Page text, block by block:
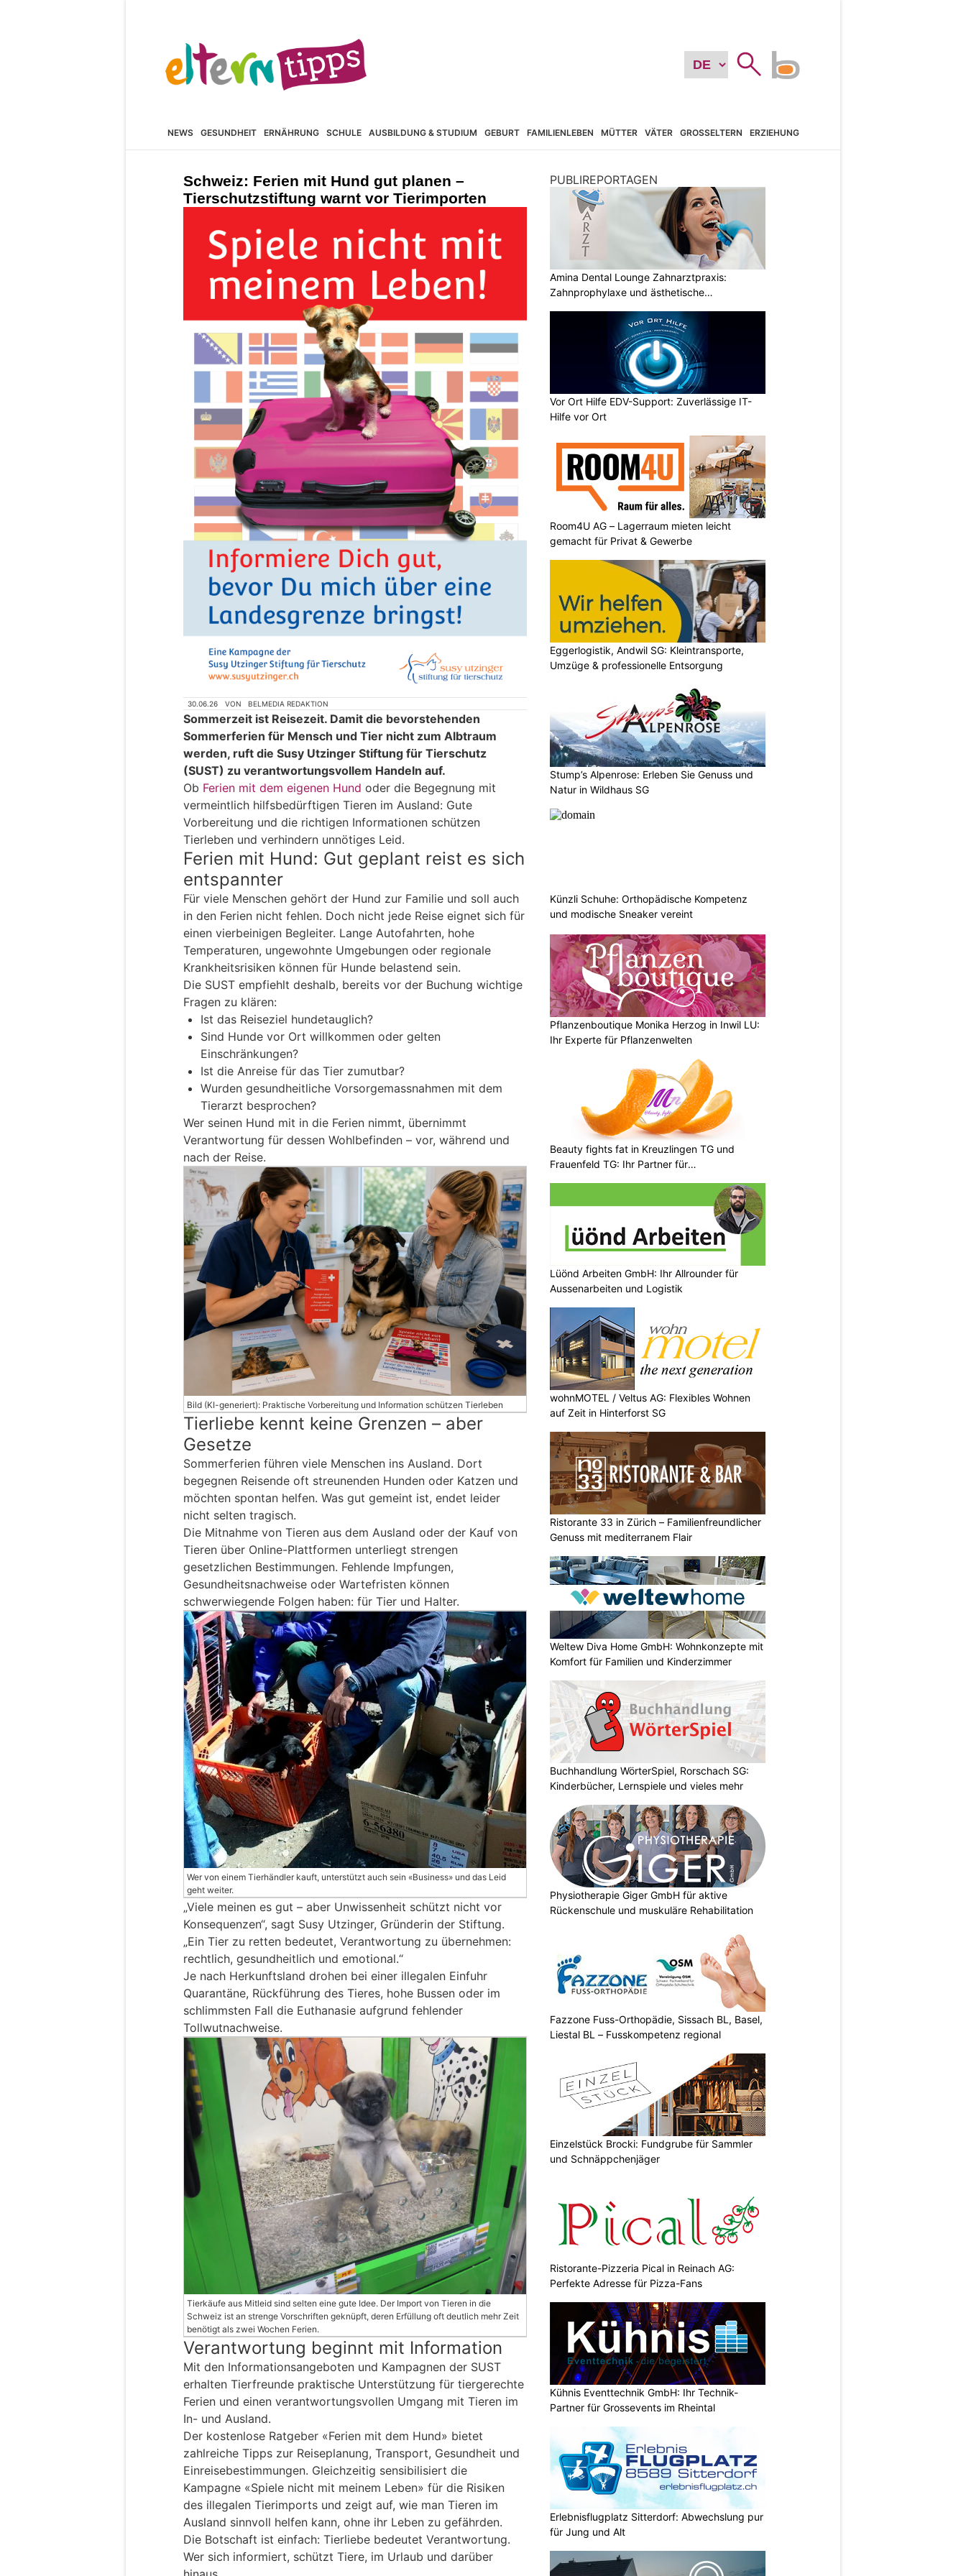
NEWS GESUNDHEIT ERNÄHRUNG SCHULE AUSBILDUNG & STUDIUM GEBURT FAMILIENLEBEN MÜTTER VÄTER GROSSELTERN ERZIEHUNG
Schweiz: Ferien mit Hund gut planen –
Tierschutzstiftung warnt vor Tierimporten
30.06.26 VON BELMEDIA REDAKTION
Sommerzeit ist Reisezeit. Damit die bevorstehenden
Sommerferien für Mensch und Tier nicht zum Albtraum
werden, ruft die Susy Utzinger Stiftung für Tierschutz
(SUST) zu verantwortungsvollem Handeln auf.
Ob Ferien mit dem eigenen Hund oder die Begegnung mit
vermeintlich hilfsbedürftigen Tieren im Ausland: Gute
Vorbereitung und die richtigen Informationen schützen
Tierleben und verhindern unnötiges Leid.
Ferien mit Hund: Gut geplant reist es sich
entspannter
Für viele Menschen gehört der Hund zur Familie und soll auch
in den Ferien nicht fehlen. Doch nicht jede Reise eignet sich für
einen vierbeinigen Begleiter. Lange Autofahrten, hohe
Temperaturen, ungewohnte Umgebungen oder regionale
Krankheitsrisiken können für Hunde belastend sein.
Die SUST empfiehlt deshalb, bereits vor der Buchung wichtige
Fragen zu klären:
Ist das Reiseziel hundetauglich?
Sind Hunde vor Ort willkommen oder gelten
Einschränkungen?
Ist die Anreise für das Tier zumutbar?
Wurden gesundheitliche Vorsorgemassnahmen mit dem
Tierarzt besprochen?
Wer seinen Hund mit in die Ferien nimmt, übernimmt
Verantwortung für dessen Wohlbefinden – vor, während und
nach der Reise.
Bild (KI-generiert): Praktische Vorbereitung und Information schützen Tierleben
Tierliebe kennt keine Grenzen – aber
Gesetze
Sommerferien führen viele Menschen ins Ausland. Dort
begegnen Reisende oft streunenden Hunden oder Katzen und
möchten spontan helfen. Was gut gemeint ist, endet leider
nicht selten tragisch.
Die Mitnahme von Tieren aus dem Ausland oder der Kauf von
Tieren über Online-Plattformen unterliegt strengen
gesetzlichen Bestimmungen. Fehlende Impfungen,
Gesundheitsnachweise oder Wartefristen können
schwerwiegende Folgen haben: für Tier und Halter.
Wer von einem Tierhändler kauft, unterstützt auch sein «Business» und das Leid
geht weiter.
„Viele meinen es gut – aber Unwissenheit schützt nicht vor
Konsequenzen“, sagt Susy Utzinger, Gründerin der Stiftung.
„Ein Tier zu retten bedeutet, Verantwortung zu übernehmen:
rechtlich, gesundheitlich und emotional.“
Je nach Herkunftsland drohen bei einer illegalen Einfuhr
Quarantäne, Rückführung des Tieres, hohe Bussen oder im
schlimmsten Fall die Euthanasie aufgrund fehlender
Tollwutnachweise.
Tierkäufe aus Mitleid sind selten eine gute Idee. Der Import von Tieren in die
Schweiz ist an strenge Vorschriften geknüpft, deren Erfüllung oft deutlich mehr Zeit
benötigt als zwei Wochen Ferien.
Verantwortung beginnt mit Information
Mit den Informationsangeboten und Kampagnen der SUST
erhalten Tierfreunde praktische Unterstützung für tiergerechte
Ferien und einen verantwortungsvollen Umgang mit Tieren im
In- und Ausland.
Der kostenlose Ratgeber «Ferien mit dem Hund» bietet
zahlreiche Tipps zur Reiseplanung, Transport, Gesundheit und
Einreisebestimmungen. Gleichzeitig sensibilisiert die
Kampagne «Spiele nicht mit meinem Leben» für die Risiken
des illegalen Tierimports und zeigt auf, wie man Tieren im
Ausland sinnvoll helfen kann, ohne ihr Leben zu gefährden.
Die Botschaft ist einfach: Tierliebe bedeutet Verantwortung.
Wer sich informiert, schützt Tiere, im Urlaub und darüber
PUBLIREPORTAGEN
Amina Dental Lounge Zahnarztpraxis:
Zahnprophylaxe und ästhetische
Vor Ort Hilfe EDV-Support: Zuverlässige IT-
Hilfe vor Ort
Room4U AG – Lagerraum mieten leicht
gemacht für Privat & Gewerbe
Eggerlogistik, Andwil SG: Kleintransporte,
Umzüge & professionelle Entsorgung
Stump’s Alpenrose: Erleben Sie Genuss und
Natur in Wildhaus SG
Künzli Schuhe: Orthopädische Kompetenz
und modische Sneaker vereint
Pflanzenboutique Monika Herzog in Inwil LU:
Ihr Experte für Pflanzenwelten
Beauty fights fat in Kreuzlingen TG und
Frauenfeld TG: Ihr Partner für
Lüönd Arbeiten GmbH: Ihr Allrounder für
Aussenarbeiten und Logistik
wohnMOTEL / Veltus AG: Flexibles Wohnen
auf Zeit in Hinterforst SG
Ristorante 33 in Zürich – Familienfreundlicher
Genuss mit mediterranem Flair
Weltew Diva Home GmbH: Wohnkonzepte mit
Komfort für Familien und Kinderzimmer
Buchhandlung WörterSpiel, Rorschach SG:
Kinderbücher, Lernspiele und vieles mehr
Physiotherapie Giger GmbH für aktive
Rückenschule und muskuläre Rehabilitation
Fazzone Fuss-Orthopädie, Sissach BL, Basel,
Liestal BL – Fusskompetenz regional
Einzelstück Brocki: Fundgrube für Sammler
und Schnäppchenjäger
Ristorante-Pizzeria Pical in Reinach AG:
Perfekte Adresse für Pizza-Fans
Kühnis Eventtechnik GmbH: Ihr Technik-
Partner für Grossevents im Rheintal
Erlebnisflugplatz Sitterdorf: Abwechslung pur
für Jung und Alt